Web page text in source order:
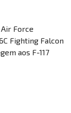
Force
Fighting Falcon
aos F-117